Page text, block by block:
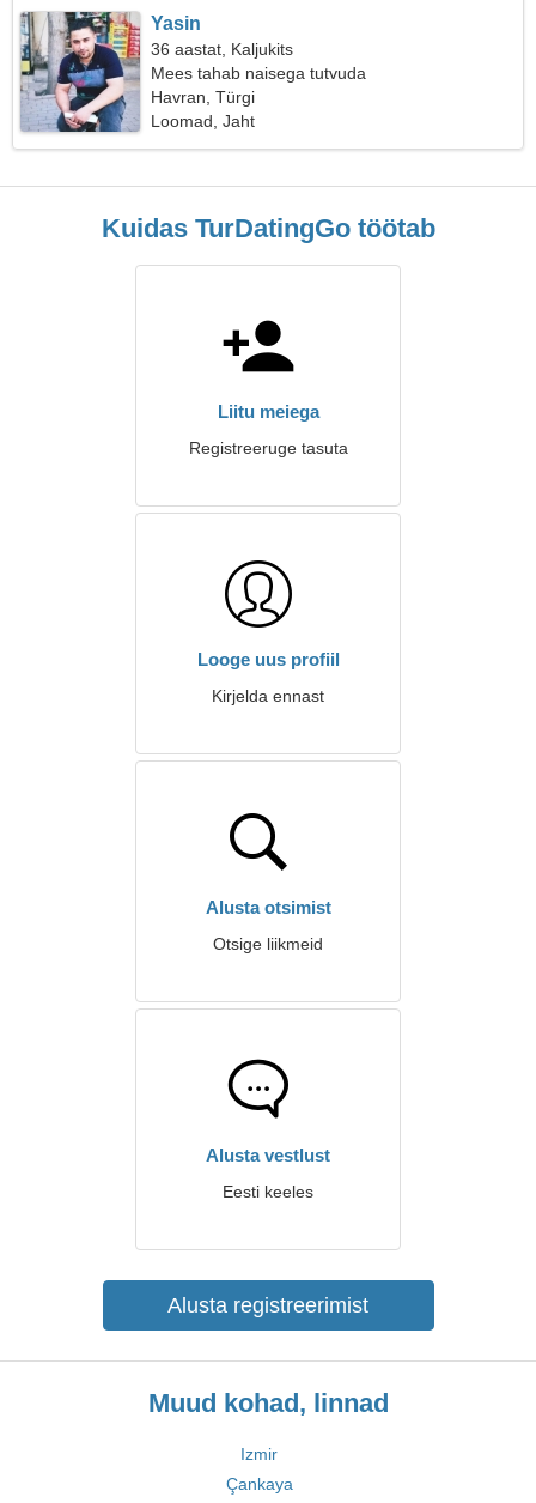
Yasin
36 aastat, Kaljukits
Mees tahab naisega tutvuda
Havran, Türgi
Loomad, Jaht
Kuidas TurDatingGo töötab
Liitu meiega
Registreeruge tasuta
Looge uus profiil
Kirjelda ennast
Alusta otsimist
Otsige liikmeid
Alusta vestlust
Eesti keeles
Alusta registreerimist
Muud kohad, linnad
Izmir
Çankaya